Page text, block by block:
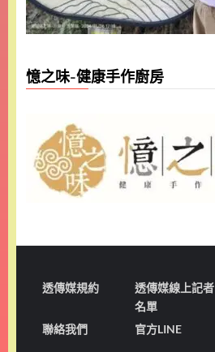
憶之味-健康手作廚房
透傳媒規約
透傳媒線上記者
名單
聯絡我們 官方LINE